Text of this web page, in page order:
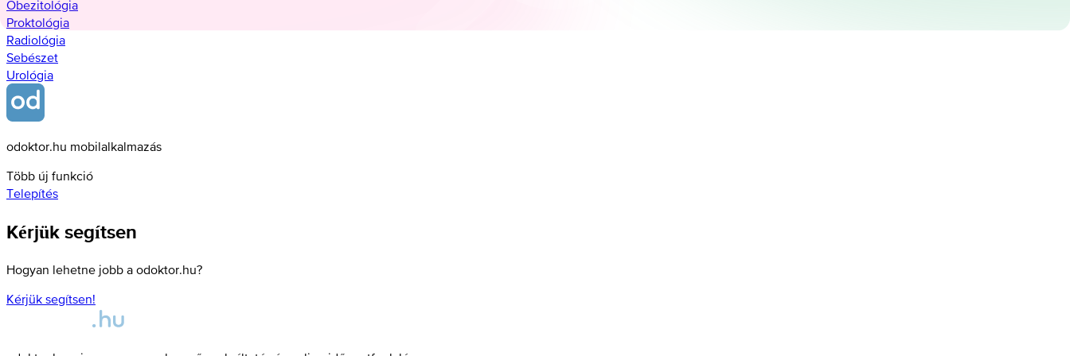
Obezitológia
Proktológia
Radiológia
Sebészet
Urológia
odoktor.hu mobilalkalmazás
Több új funkció
Telepítés
Kérjük segítsen
Hogyan lehetne jobb a odoktor.hu?
Kérjük segítsen!